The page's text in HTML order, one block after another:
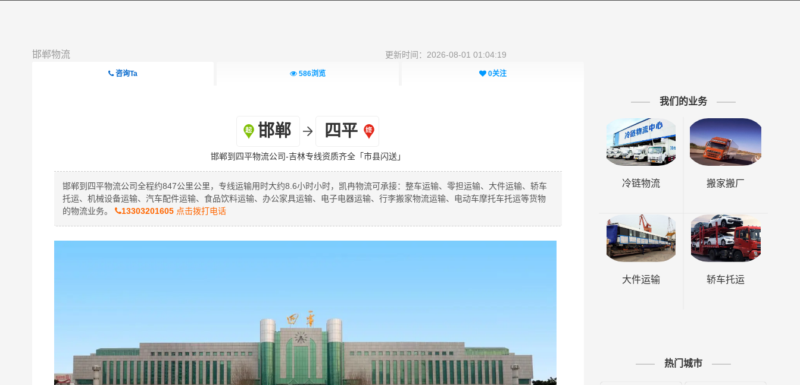
邯郸物流 更新时间：2026-08-01 01:04:19
咨询Ta 586浏览 0关注
邯郸 四平
邯郸到四平物流公司-吉林专线资质齐全「市县闪送」
邯郸到四平物流公司全程约847公里公里，专线运输用时大约8.6小时小时，凯冉物流可承接：整车运输、零担运输、大件运输、轿车
托运、机械设备运输、汽车配件运输、食品饮料运输、办公家具运输、电子电器运输、行李搬家物流运输、电动车摩托车托运等货物
的物流业务。
13303201605点击拨打电话
我们的业务
冷链物流 搬家搬厂
大件运输 轿车托运
热门城市